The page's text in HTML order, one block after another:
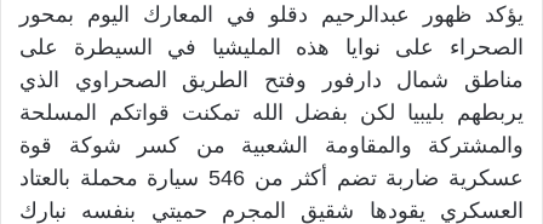
يؤكد ظهور عبدالرحيم دقلو في المعارك اليوم بمحور
الصحراء على نوايا هذه المليشيا في السيطرة على
مناطق شمال دارفور وفتح الطريق الصحراوي الذي
يربطهم بليبيا لكن بفضل الله تمكنت قواتكم المسلحة
والمشتركة والمقاومة الشعبية من كسر شوكة قوة
عسكرية ضاربة تضم أكثر من 546 سيارة محملة بالعتاد
العسكري يقودها شقيق المجرم حميتي بنفسه نبارك